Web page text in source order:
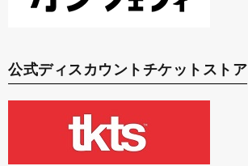
公式ディスカウントチケットストア